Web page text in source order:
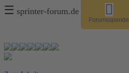
☰ sprinter-forum.de
Forumsspende